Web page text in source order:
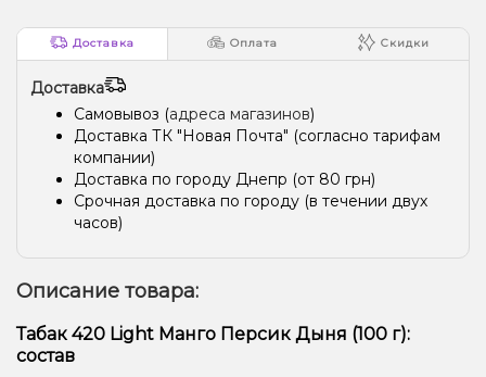
Доставка Оплата Скидки
Доставка
Самовывоз (адреса магазинов)
Доставка ТК "Новая Почта" (согласно тарифам
компании)
Доставка по городу Днепр (от 80 грн)
Срочная доставка по городу (в течении двух
часов)
Описание товара:
Табак 420 Light Манго Персик Дыня (100 г):
состав